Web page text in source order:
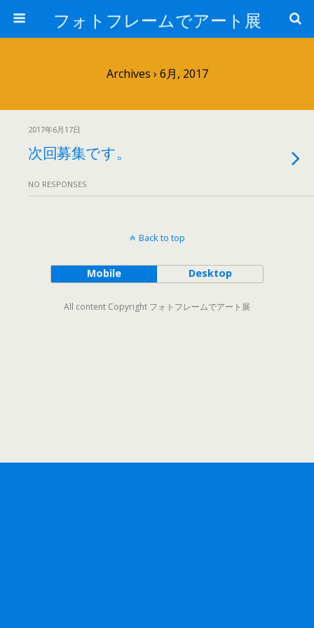
フォトフレームでアート展
Archives › 6月, 2017
2017年6月17日
次回募集です。
NO RESPONSES
Back to top
Mobile Desktop
All content Copyright フォトフレームでアート展